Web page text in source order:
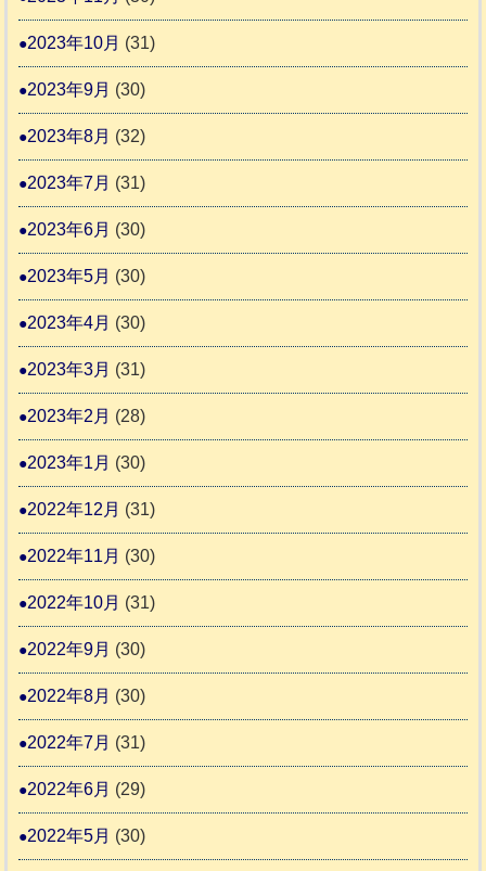
2023年10月 (31)
2023年9月 (30)
2023年8月 (32)
2023年7月 (31)
2023年6月 (30)
2023年5月 (30)
2023年4月 (30)
2023年3月 (31)
2023年2月 (28)
2023年1月 (30)
2022年12月 (31)
2022年11月 (30)
2022年10月 (31)
2022年9月 (30)
2022年8月 (30)
2022年7月 (31)
2022年6月 (29)
2022年5月 (30)